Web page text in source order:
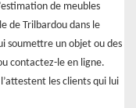
de meubles
de Trilbardou dans le
soumettre un objet ou des
contactez-le en ligne.
les clients qui lui